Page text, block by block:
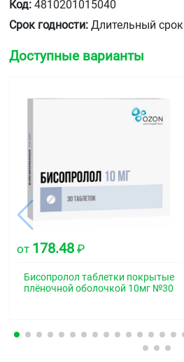
Код: 4810201015040
Срок годности: Длительный срок
Доступные варианты
от 178.48 ₽
Бисопролол таблетки покрытые
плёночной оболочкой 10мг №30